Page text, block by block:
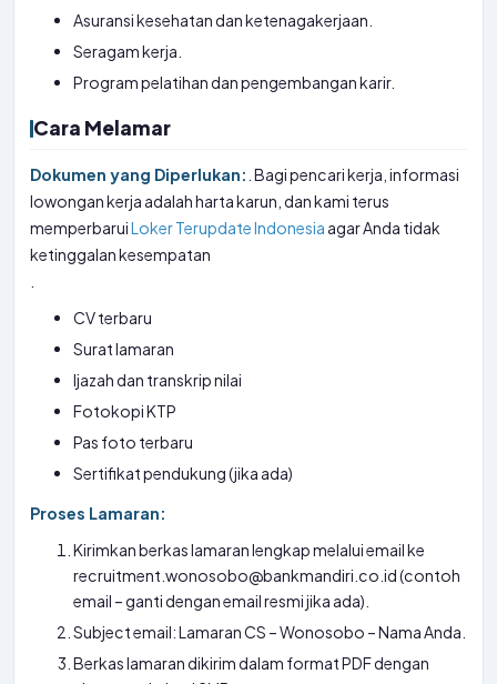
Asuransi kesehatan dan ketenagakerjaan.
Seragam kerja.
Program pelatihan dan pengembangan karir.
Cara Melamar
Dokumen yang Diperlukan: . Bagi pencari kerja, informasi
lowongan kerja adalah harta karun, dan kami terus
memperbaruiLoker Terupdate Indonesia agar Anda tidak
ketinggalan kesempatan
CV terbaru
Surat lamaran
Ijazah dan transkrip nilai
Fotokopi KTP
Pas foto terbaru
Sertifikat pendukung (jika ada)
Proses Lamaran:
Kirimkan berkas lamaran lengkap melalui email ke
recruitment.wonosobo@bankmandiri.co.id (contoh
email – ganti dengan email resmi jika ada).
Subject email: Lamaran CS – Wonosobo – Nama Anda.
Berkas lamaran dikirim dalam format PDF dengan